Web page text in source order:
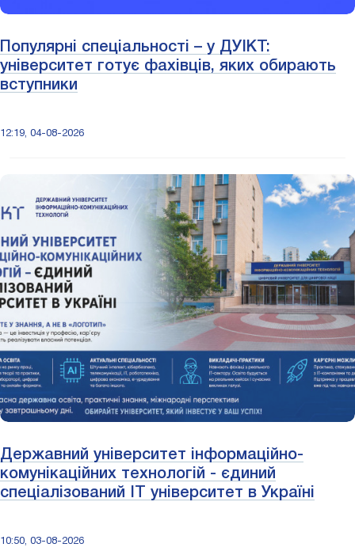
Популярні спеціальності – у ДУІКТ:
університет готує фахівців, яких обирають
вступники
12:19, 04-08-2026
Державний університет інформаційно-
комунікаційних технологій - єдиний
спеціалізований IT університет в Україні
10:50, 03-08-2026